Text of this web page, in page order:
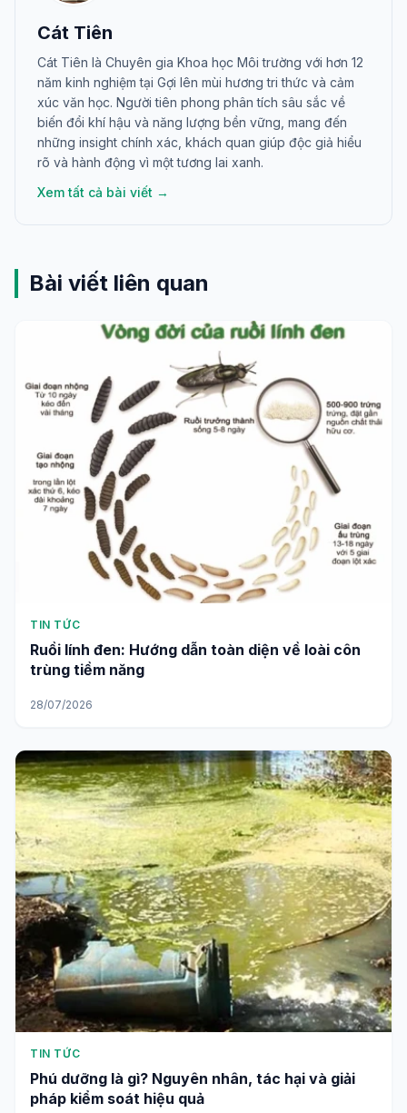
Cát Tiên
Cát Tiên là Chuyên gia Khoa học Môi trường với hơn 12
năm kinh nghiệm tại Gợi lên mùi hương tri thức và cảm
xúc văn học. Người tiên phong phân tích sâu sắc về
biến đổi khí hậu và năng lượng bền vững, mang đến
những insight chính xác, khách quan giúp độc giả hiểu
rõ và hành động vì một tương lai xanh.
Xem tất cả bài viết →
Bài viết liên quan
TIN TỨC
Ruồi lính đen: Hướng dẫn toàn diện về loài côn
trùng tiềm năng
28/07/2026
TIN TỨC
Phú dưỡng là gì? Nguyên nhân, tác hại và giải
pháp kiểm soát hiệu quả